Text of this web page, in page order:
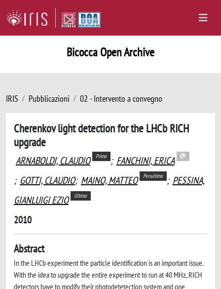
Bicocca Open Archive
IRIS Pubblicazioni 02 - Intervento a convegno
Cherenkov light detection for the LHCb RICH
upgrade
ARNABOLDI, CLAUDIO Primo ; FANCHINI, ERICA
; GOTTI, CLAUDIO; MAINO, MATTEO Penultimo ; PESSINA,
GIANLUIGI EZIO
Ultimo
2010
Abstract
In the LHCb experiment the particle identification is an important issue.
With the idea to upgrade the entire experiment to run at 40 MHz, RICH
detectors have to modify their photodetetection system and one